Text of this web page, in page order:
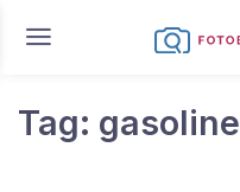
Tag: gasoline